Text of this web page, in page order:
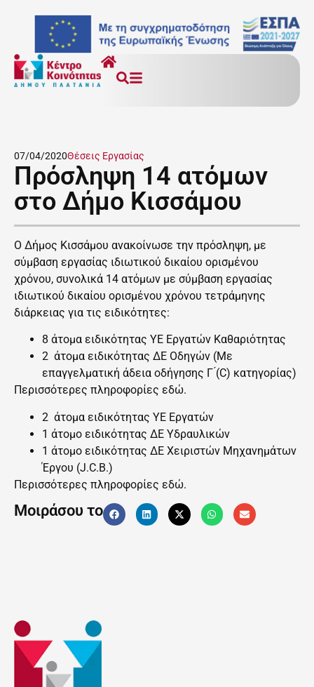
07/04/2020Θέσεις Εργασίας
Πρόσληψη 14 ατόμων
στο Δήμο Κισσάμου
Ο Δήμος Κισσάμου ανακοίνωσε την πρόσληψη, με
σύμβαση εργασίας ιδιωτικού δικαίου ορισμένου
χρόνου, συνολικά 14 ατόμων με σύμβαση εργασίας
ιδιωτικού δικαίου ορισμένου χρόνου τετράμηνης
διάρκειας για τις ειδικότητες:
8 άτομα ειδικότητας ΥΕ Εργατών Καθαριότητας
2 άτομα ειδικότητας ΔΕ Οδηγών (Με
επαγγελματική άδεια οδήγησης Γ ́(C) κατηγορίας)
Περισσότερες πληροφορίες εδώ.
2 άτομα ειδικότητας ΥΕ Εργατών
1 άτομο ειδικότητας ΔΕ Υδραυλικών
1 άτομο ειδικότητας ΔΕ Χειριστών Μηχανημάτων
Έργου (J.C.B.)
Περισσότερες πληροφορίες εδώ.
Μοιράσου το